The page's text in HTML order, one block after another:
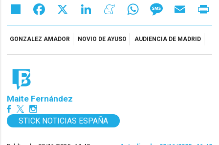
Share Facebook LinkedIn MeneameWhatsAppMessageEmail
GONZALEZ AMADOR NOVIO DE AYUSO AUDIENCIA DE MADRID
Maite Fernández
STICK NOTICIAS ESPAÑA